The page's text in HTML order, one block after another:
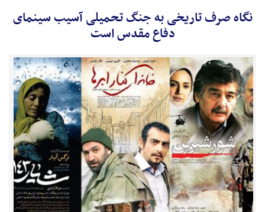
نگاه صرف تاریخی به جنگ تحمیلی آسیب سینمای
دفاع مقدس است